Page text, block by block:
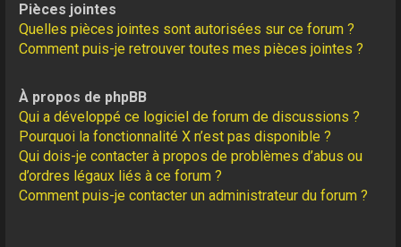
Pièces jointes
Quelles pièces jointes sont autorisées sur ce forum ?
Comment puis-je retrouver toutes mes pièces jointes ?
À propos de phpBB
Qui a développé ce logiciel de forum de discussions ?
Pourquoi la fonctionnalité X n’est pas disponible ?
Qui dois-je contacter à propos de problèmes d’abus ou
d’ordres légaux liés à ce forum ?
Comment puis-je contacter un administrateur du forum ?